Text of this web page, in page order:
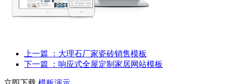
上一篇
：大理石厂家瓷砖销售模板
下一篇
：响应式全屋定制家居网站模板